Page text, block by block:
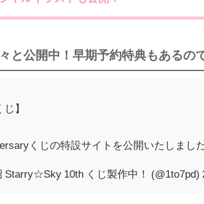
と公開中！早期予約特典もあるの
】
くじの特設サイトを公開いたしました
10th くじ製作中！ (@1to7pd)